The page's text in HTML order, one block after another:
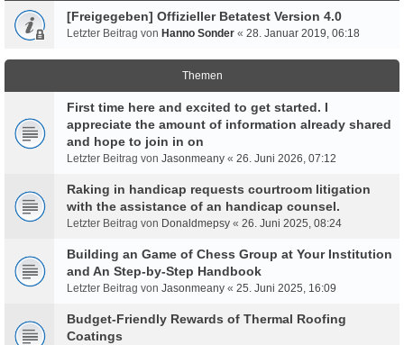
[Freigegeben] Offizieller Betatest Version 4.0
Letzter Beitrag von Hanno Sonder « 28. Januar 2019, 06:18
Themen
First time here and excited to get started. I
appreciate the amount of information already shared
and hope to join in on
Letzter Beitrag von Jasonmeany « 26. Juni 2026, 07:12
Raking in handicap requests courtroom litigation
with the assistance of an handicap counsel.
Letzter Beitrag von Donaldmepsy « 26. Juni 2025, 08:24
Building an Game of Chess Group at Your Institution
and An Step-by-Step Handbook
Letzter Beitrag von Jasonmeany « 25. Juni 2025, 16:09
Budget-Friendly Rewards of Thermal Roofing
Coatings